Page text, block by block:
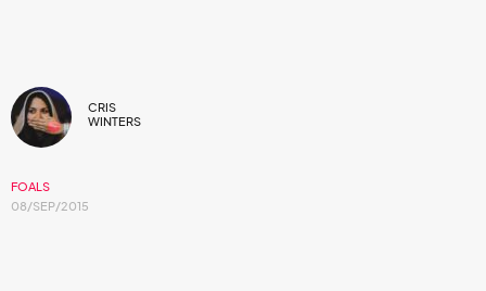
CRIS
WINTERS
FOALS
08/SEP/2015